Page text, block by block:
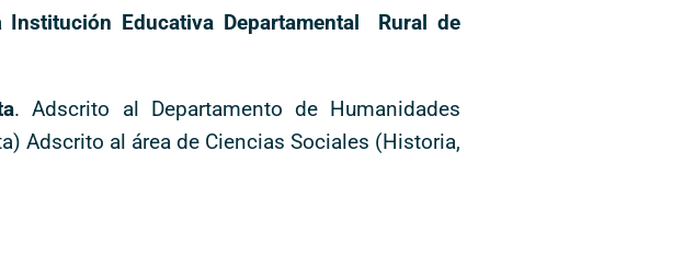
Institución Educativa Departamental Rural de
. Adscrito al Departamento de Humanidades
Adscrito al área de Ciencias Sociales (Historia,